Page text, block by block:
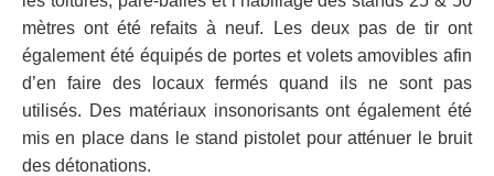
mètres ont été refaits à neuf. Les deux pas de tir ont
également été équipés de portes et volets amovibles afin
d’en faire des locaux fermés quand ils ne sont pas
utilisés. Des matériaux insonorisants ont également été
mis en place dans le stand pistolet pour atténuer le bruit
des détonations.